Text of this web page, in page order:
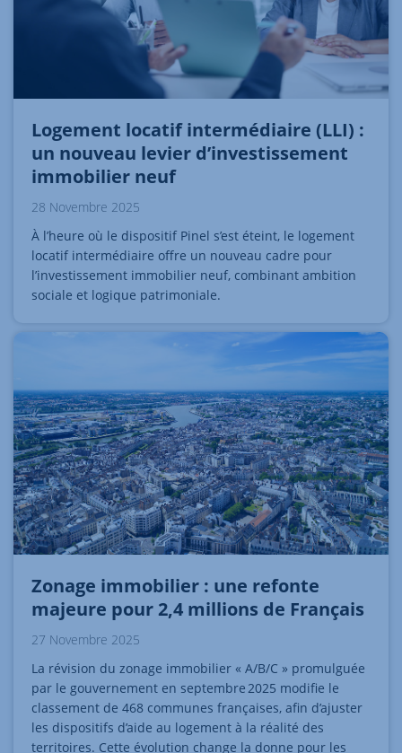
Logement locatif intermédiaire (LLI) :
un nouveau levier d’investissement
immobilier neuf
28 Novembre 2025
À l’heure où le dispositif Pinel s’est éteint, le logement
locatif intermédiaire offre un nouveau cadre pour
l’investissement immobilier neuf, combinant ambition
sociale et logique patrimoniale.
Zonage immobilier : une refonte
majeure pour 2,4 millions de Français
27 Novembre 2025
La révision du zonage immobilier « A/B/C » promulguée
par le gouvernement en septembre 2025 modifie le
classement de 468 communes françaises, afin d’ajuster
les dispositifs d’aide au logement à la réalité des
territoires. Cette évolution change la donne pour les